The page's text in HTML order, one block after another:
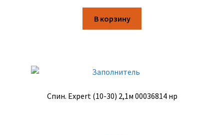
В корзину
Спин. Expert (10-30) 2,1м 00036814 нр